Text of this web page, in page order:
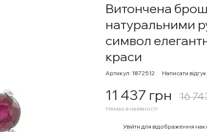
Витончена
натуральними
символ
краси
Артикул: 1872512 Написати відгук
11 437 грн 16
Немає в наявності
Увійти для відображення